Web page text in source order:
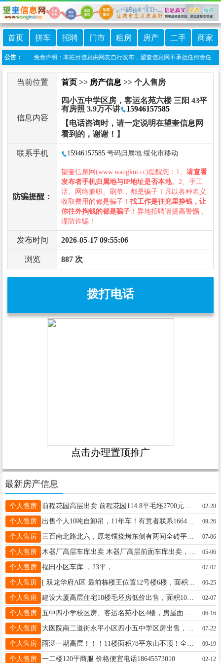
首页 拼车 招聘 门市 租房 房产 二手 商家
公告：
奎信息港 免责声明：本栏目信息由网友自行发布，望奎信息网不承担任何责任！
当前位置 首页 >> 房产信息 >> 个人售房
信息内容
四小五中学区房，客运名苑六楼 三阳 43平
有房照 3.9万不讲
15946157585
【电话咨询时，请一定说明在望奎信息网
看到的，谢谢！】
联系手机 15946157585 号码归属地:绥化市移动
防骗提醒：
望奎信息网(www.wangkui.cc)提醒您：1、 请查看
发布者手机归属地与IP地址是否本地。2、手工
活、网络兼职、刷单，都是骗子！凡以各种名义
收取费用的都是骗子！ 找工作是往兜里挣钱，让
你往外掏钱的都是骗子 ！异地招聘请提高警惕，
谨防诈骗！
发布时间 2026-05-17 09:55:06
浏览 887 次
拨打电话
点击办理置顶推广
最新房产信息
个人售房 前程花园高层出卖 前程花园114.8平毛坯2700元一平电话13339353258 购买直接办理房照 02-28
个人售房 出售个人10吨自卸吊，11年车！有意者联系16645513164地址望奎县 09-26
个人售房 三百南北路北六，原老镭烧烤东侧有两间全砖平房出租出卖。电话：15245511180 13763789017 07-06
个人售房 05-06
个人售房 福田小区车库 ，23平， 07-07
个人售房 06-25
个人售房 建设大厦高层住宅18楼毛坯房低价出售，面积109.83外送7平米冷阳台，有意者电联135225884513微信同号 02-07
个人售房 06-16
个人售房 07-22
个人售房 雨涵一期高层！！！11楼面积78平东山不顶！全新装修门窗新换，加厚保温！室内温度达24度以上！品牌家具家电！首付几万月供1000多！价格只卖25.8万可贷款！13845551008 09-19
个人售房 一二楼120平商服 价格便宜电话18645573010 02-12